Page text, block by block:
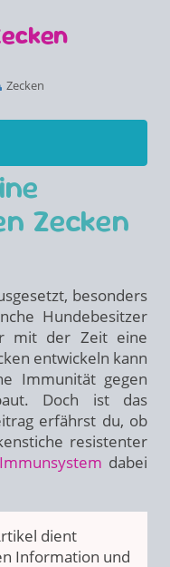
Zecken
Zecken
besonders
Hundebesitzer
mit der Zeit eine
entwickeln kann
Immunität gegen
Doch ist das
erfährst du, ob
resistenter
Immunsystem dabei
dient
Information und